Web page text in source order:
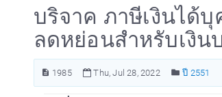
บริจาค ภาษีเงินได้
ลดหย่อนสำหรับเงิน
1985 Thu, Jul 28, 2022 ปี 2551